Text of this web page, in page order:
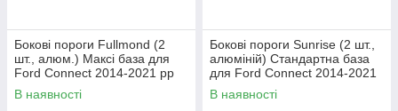
Бокові пороги Fullmond (2
шт., алюм.) Максі база для
Ford Connect 2014-2021 рр
В наявності
Бокові пороги Sunrise (2 шт.,
алюміній) Стандартна база
для Ford Connect 2014-2021
рр
В наявності